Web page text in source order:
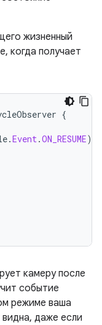
жизненный
когда получает
{
.Event .ON_RESUME)
камеру после
событие
режиме ваша
даже если